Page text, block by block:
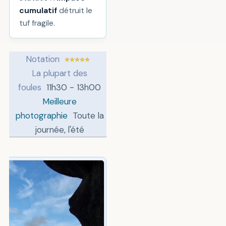
cumulatifdétruit le
tuf fragile.
Notation
La plupart des
foules 11h30 - 13h00
Meilleure
photographie Toute la
journée, l'été